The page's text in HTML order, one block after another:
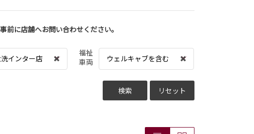
に店舗へお問い合わせください。
インター店
福祉
車両
ウェルキャブを含む
検索 リセット